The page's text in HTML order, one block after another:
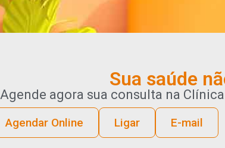
Sua saúde
Agende agora sua consulta na
Agendar Online Ligar E-mail